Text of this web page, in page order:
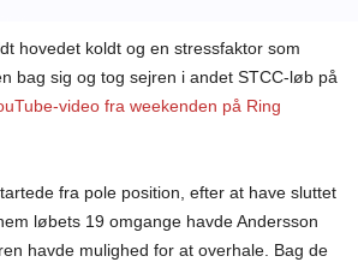
hovedet koldt og en stressfaktor som
bag sig og tog sejren i andet STCC-løb på
video fra weekenden på Ring
fra pole position, efter at have sluttet
løbets 19 omgange havde Andersson
havde mulighed for at overhale. Bag de